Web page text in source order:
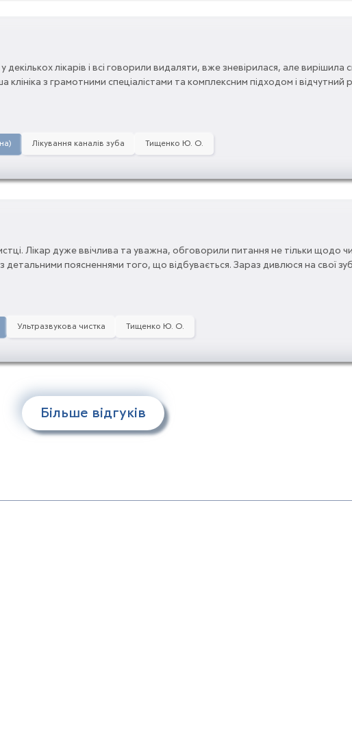
лікарів і всі говорили видаляти, вже зневірилася, але
клініка з грамотними спеціалістами та комплексним підходом і
Лікування каналів зуба Тищенко Ю. О.
Лікар дуже ввічлива та уважна, обговорили питання не тільки щодо
з детальними поясненнями того, що відбувається. Зараз дивлюся на свої
Ультразвукова чистка Тищенко Ю. О.
Більше відгуків